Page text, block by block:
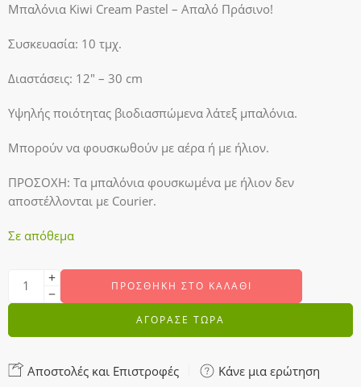
Μπαλόνια Kiwi Cream Pastel – Απαλό Πράσινο!
Συσκευασία: 10 τμχ.
Διαστάσεις: 12″ – 30 cm
Υψηλής ποιότητας βιοδιασπώμενα λάτεξ μπαλόνια.
Μπορούν να φουσκωθούν με αέρα ή με ήλιον.
ΠΡΟΣΟΧΗ: Τα μπαλόνια φουσκωμένα με ήλιον δεν
αποστέλλονται με Courier.
Σε απόθεμα
ΠΡΟΣΘΉΚΗ ΣΤΟ ΚΑΛΆΘΙ
ΑΓΟΡΑΣΕ ΤΩΡΑ
Αποστολές και Επιστροφές Κάνε μια ερώτηση